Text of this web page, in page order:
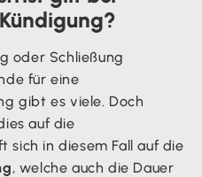
oder Schließung
für eine
gibt es viele. Doch
auf die
sich in diesem Fall auf die
, welche auch die Dauer